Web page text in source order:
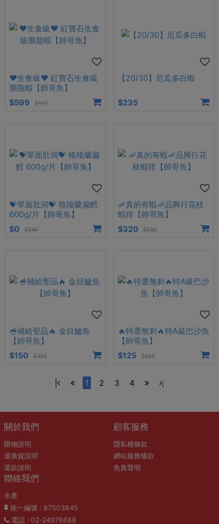
❤️生食級❤️ 紅寶石生食級
胭脂蝦【帥哥魚】
$599
$997
【20/30】厄瓜多白蝦
$235
💝單面肚洞💝 格陵蘭扁鱈
600g/片【帥哥魚】
$0
$349
🦐真的有蝦🦐品興行花枝
蝦排【帥哥魚】
$320
$500
🥣補給聖品🔥 金目鱸魚
【帥哥魚】
$150
$450
🔥特選無刺🔥特A級巴沙魚
【帥哥魚】
$125
$500
| 1 2 3 4 |
關於我們
購物說明
退換貨說明
退款說明
顧客服務
隱私權條款
網站服務條款
免責聲明
聯絡我們
水產
統一編號 : 87503845
電話: 02-24976688